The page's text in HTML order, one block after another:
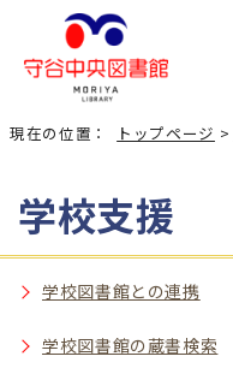
現在の位置： トップページ >
学校支援
学校図書館との連携
学校図書館の蔵書検索